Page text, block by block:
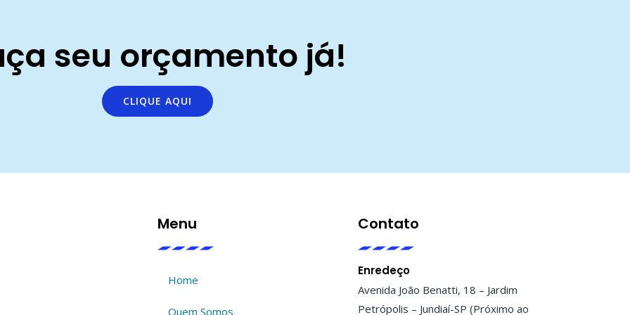
seu orçamento já!
CLIQUE AQUI
Menu
Home
Quem Somos
Contato
Enredeço
Avenida João Benatti, 18 – Jardim
Petrópolis – Jundiaí-SP (Próximo ao